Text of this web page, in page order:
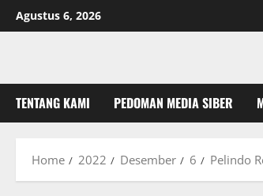
Skip
to
Agustus 6, 2026
TENTANG KAMI PEDOMAN MEDIA SIBER
Home 2022 Desember 6 Pelindo